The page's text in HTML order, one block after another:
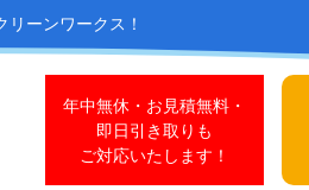
ーンワークス！
年中無休・お見積無料・
即日引き取りも
ご対応いたします！